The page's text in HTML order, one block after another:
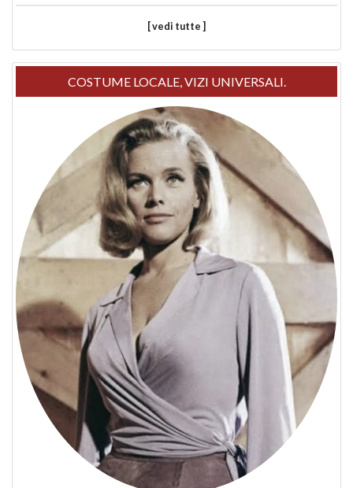
[ vedi tutte ]
COSTUME LOCALE, VIZI UNIVERSALI.